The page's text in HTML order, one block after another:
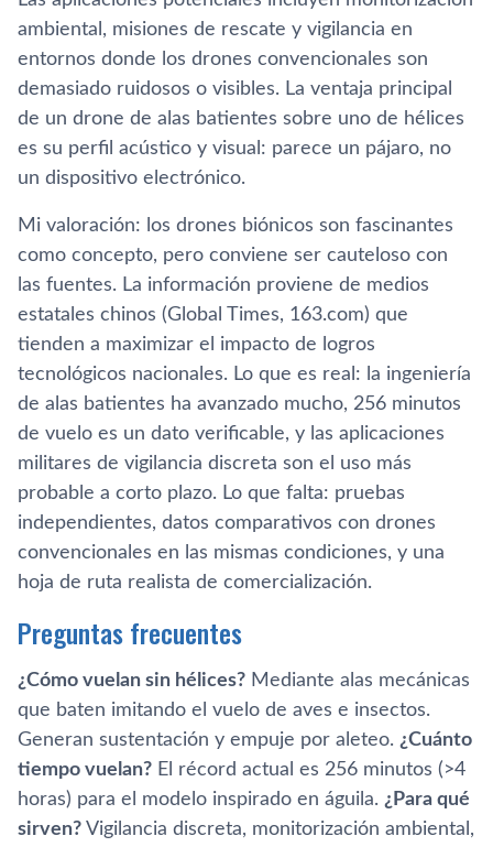
ambiental, misiones de rescate y vigilancia en
entornos donde los drones convencionales son
demasiado ruidosos o visibles. La ventaja principal
de un drone de alas batientes sobre uno de hélices
es su perfil acústico y visual: parece un pájaro, no
un dispositivo electrónico.
Mi valoración: los drones biónicos son fascinantes
como concepto, pero conviene ser cauteloso con
las fuentes. La información proviene de medios
estatales chinos (Global Times, 163.com) que
tienden a maximizar el impacto de logros
tecnológicos nacionales. Lo que es real: la ingeniería
de alas batientes ha avanzado mucho, 256 minutos
de vuelo es un dato verificable, y las aplicaciones
militares de vigilancia discreta son el uso más
probable a corto plazo. Lo que falta: pruebas
independientes, datos comparativos con drones
convencionales en las mismas condiciones, y una
hoja de ruta realista de comercialización.
Preguntas frecuentes
¿Cómo vuelan sin hélices? Mediante alas mecánicas
que baten imitando el vuelo de aves e insectos.
Generan sustentación y empuje por aleteo. ¿Cuánto
tiempo vuelan? El récord actual es 256 minutos (>4
horas) para el modelo inspirado en águila. ¿Para qué
sirven? Vigilancia discreta, monitorización ambiental,